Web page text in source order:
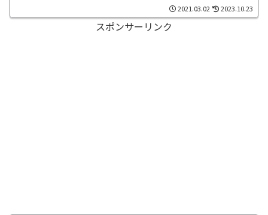
2021.03.02 2023.10.23
スポンサーリンク